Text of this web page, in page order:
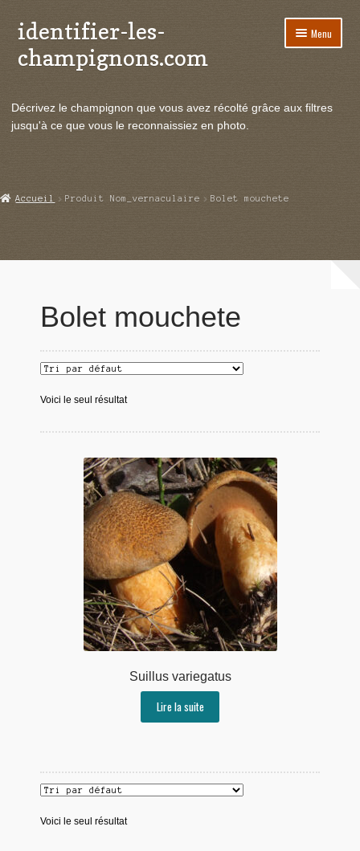
Aller
à
la
Aller
au
contenu
identifier-les-
champignons.com
Menu
le
Actualités
Echanges et contacts
Décrivez le champignon que vous avez récolté grâce aux filtres
jusqu'à ce que vous le reconnaissiez en photo.
Accueil Produit Nom_vernaculaire Bolet mouchete
Bolet mouchete
Voici le seul résultat
Suillus variegatus
Lire la suite
Voici le seul résultat